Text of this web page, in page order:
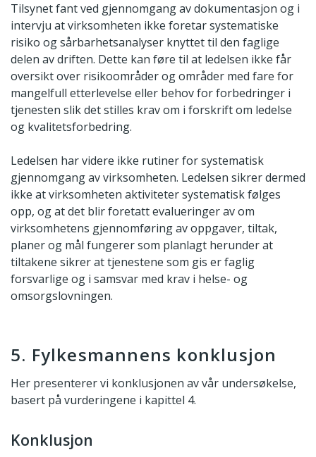
Tilsynet fant ved gjennomgang av dokumentasjon og i
intervju at virksomheten ikke foretar systematiske
risiko og sårbarhetsanalyser knyttet til den faglige
delen av driften. Dette kan føre til at ledelsen ikke får
oversikt over risikoområder og områder med fare for
mangelfull etterlevelse eller behov for forbedringer i
tjenesten slik det stilles krav om i forskrift om ledelse
og kvalitetsforbedring.
Ledelsen har videre ikke rutiner for systematisk
gjennomgang av virksomheten. Ledelsen sikrer dermed
ikke at virksomheten aktiviteter systematisk følges
opp, og at det blir foretatt evalueringer av om
virksomhetens gjennomføring av oppgaver, tiltak,
planer og mål fungerer som planlagt herunder at
tiltakene sikrer at tjenestene som gis er faglig
forsvarlige og i samsvar med krav i helse- og
omsorgslovningen.
5. Fylkesmannens konklusjon
Her presenterer vi konklusjonen av vår undersøkelse,
basert på vurderingene i kapittel 4.
Konklusjon